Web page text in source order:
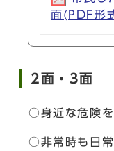
面(PDF形
2面・3面
○身近な危険を
○非常時も日